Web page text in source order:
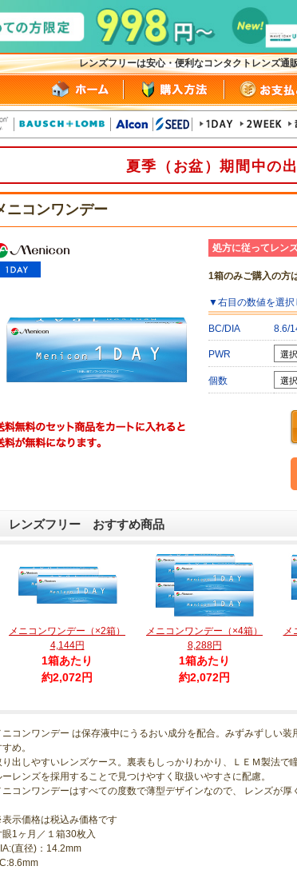
レンズフリーは安心・便利なコンタクトレンズ通
夏季（お盆）期間中の
ニコンワンデー
処方に従ってレン
1箱のみご購入の方
▼右目の数値を選
BC/DIA 8.6/
PWR
個数
レンズフリー おすすめ商品
メニコンワンデー（×2箱）
4,144円
1箱あたり
約2,072円
メニコンワンデー（×4箱）
8,288円
1箱あたり
約2,072円
メ
ニコンワンデー は保存液中にうるおい成分を配合。みずみずしい
め。
り出しやすいレンズケース。裏表もしっかりわかり、ＬＥＭ製法
ーレンズを採用することで見つけやすく取扱いやすさに配慮。
ニコンワンデーはすべての度数で薄型デザインなので、 レンズが厚
示価格は税込み価格です
眼1ヶ月／１箱30枚入
直径)：14.2mm